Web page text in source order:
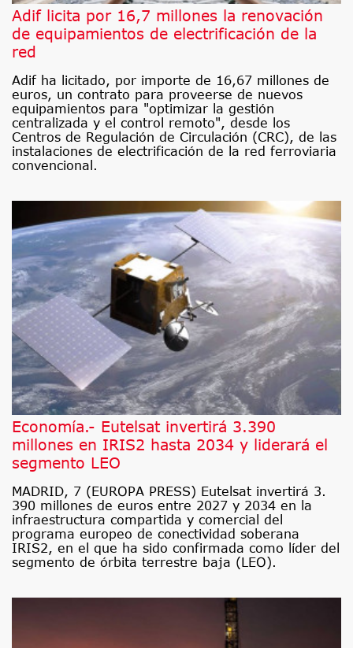
Adif licita por 16,7 millones la renovación
de equipamientos de electrificación de la
red
Adif ha licitado, por importe de 16,67 millones de
euros, un contrato para proveerse de nuevos
equipamientos para "optimizar la gestión
centralizada y el control remoto", desde los
Centros de Regulación de Circulación (CRC), de las
instalaciones de electrificación de la red ferroviaria
convencional.
Economía.- Eutelsat invertirá 3.390
millones en IRIS2 hasta 2034 y liderará el
segmento LEO
MADRID, 7 (EUROPA PRESS) Eutelsat invertirá 3.
390 millones de euros entre 2027 y 2034 en la
infraestructura compartida y comercial del
programa europeo de conectividad soberana
IRIS2, en el que ha sido confirmada como líder del
segmento de órbita terrestre baja (LEO).